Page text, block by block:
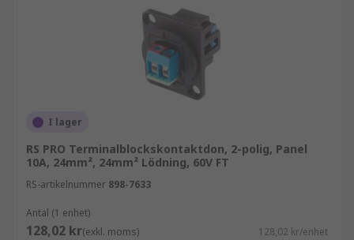
I lager
RS PRO Terminalblockskontaktdon, 2-polig, Panel
10A, 24mm², 24mm² Lödning, 60V FT
RS-artikelnummer 898-7633
Antal (1 enhet)
128,02 kr(exkl. moms) 128,02 kr/enhet